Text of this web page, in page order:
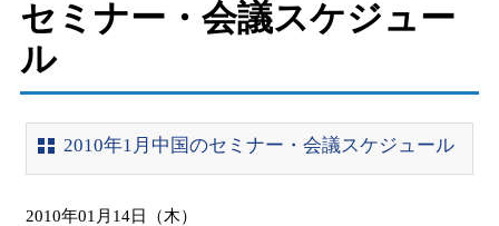
セミナー・会議スケジュー
ル
2010年1月中国のセミナー・会議スケジュール
2010年01月14日（木）